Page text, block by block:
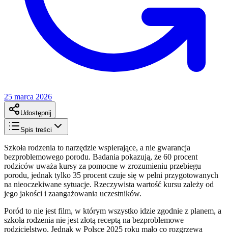
25 marca 2026
Udostępnij
Spis treści
Szkoła rodzenia to narzędzie wspierające, a nie gwarancja
bezproblemowego porodu. Badania pokazują, że 60 procent
rodziców uważa kursy za pomocne w zrozumieniu przebiegu
porodu, jednak tylko 35 procent czuje się w pełni przygotowanych
na nieoczekiwane sytuacje. Rzeczywista wartość kursu zależy od
jego jakości i zaangażowania uczestników.
Poród to nie jest film, w którym wszystko idzie zgodnie z planem, a
szkoła rodzenia nie jest złotą receptą na bezproblemowe
rodzicielstwo. Jednak w Polsce 2025 roku mało co rozgrzewa